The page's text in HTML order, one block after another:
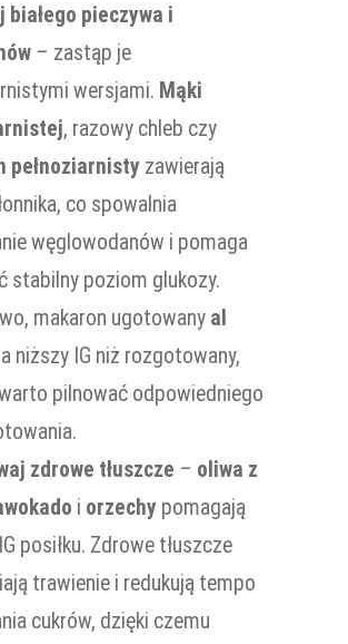
białego pieczywa i
– zastąp je
wersjami. Mąki
, razowy chleb czy
pełnoziarnisty zawierają
co spowalnia
węglowodanów i pomaga
stabilny poziom glukozy.
makaron ugotowany al
niższy IG niż rozgotowany,
pilnować odpowiedniego
zdrowe tłuszcze – oliwa z
i orzechy pomagają
posiłku. Zdrowe tłuszcze
trawienie i redukują tempo
cukrów, dzięki czemu